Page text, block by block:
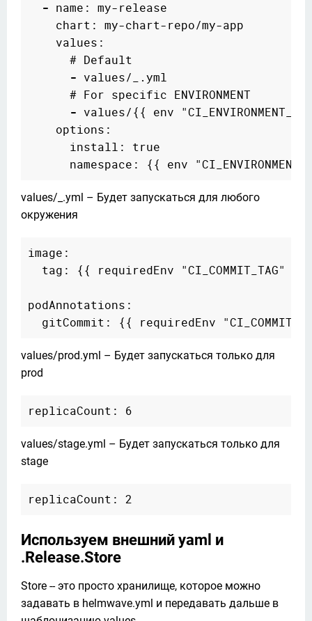
- name: my-release
    chart: my-chart-repo/my-app
    values:
      # Default
- values/_.yml
      # For specific ENVIRONMENT
- values/{{ env
    options:
      install: true
values/_.yml – Будет запускаться для любого
окружения
image:
  tag: {{ requiredEnv "CI_COMMIT_TAG" }}
podAnnotations:
values/prod.yml – Будет запускаться только для
prod
values/stage.yml – Будет запускаться только для
stage
Используем внешний yaml и
.Release.Store
Store -- это просто хранилище, которое можно
задавать в helmwave.yml и передавать дальше в